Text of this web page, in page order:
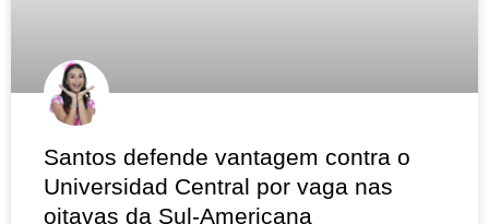
Santos defende vantagem contra o
Universidad Central por vaga nas
oitavas da Sul-Americana